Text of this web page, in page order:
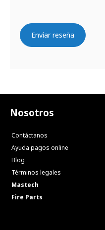
Enviar reseña
Nosotros
Contáctanos
Ayuda pagos online
Blog
Términos legales
Mastech
Fire Parts